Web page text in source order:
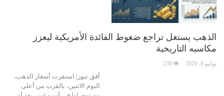
الذهب يستغل تراجع ضغوط الفائدة الأمريكية ليعزز
مكاسبه التاريخية
يوليو 6, 2026 239
أفق نيوز| استقرت أسعار الذهب،
اليوم الاثنين، بالقرب من أعلى